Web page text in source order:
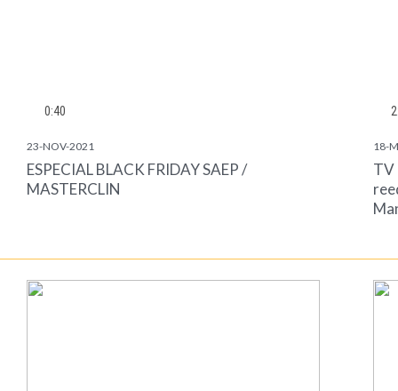
0:40
23-NOV-2021
ESPECIAL BLACK FRIDAY SAEP /
MASTERCLIN
18-
TV